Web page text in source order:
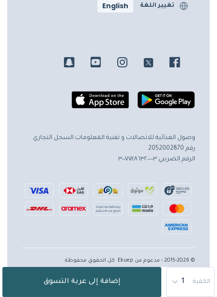
الكمية إضافة إلى عربة التسوق
تغيير اللغة English
وصول الغذائية للاتصالات و تقنية المعلومات السجل التجاري
رقم 2052002870
الرقم الضريبي ٣٠٠٧٧٤٨٦٣٢٠٠٠٠٣
© 2015-2026 - مدعوم من Ekuep. كل الحقوق محفوظة